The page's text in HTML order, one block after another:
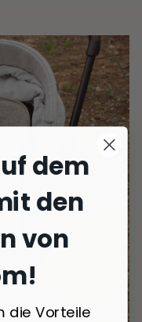
dem
den
von
die Vorteile